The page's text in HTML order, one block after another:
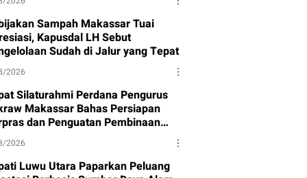
Sampah Makassar Tuai
Kapusdal LH Sebut
Sudah di Jalur yang Tepat
2026
Silaturahmi Perdana Pengurus
Makassar Bahas Persiapan
dan Penguatan Pembinaan
2026
Luwu Utara Paparkan Peluang